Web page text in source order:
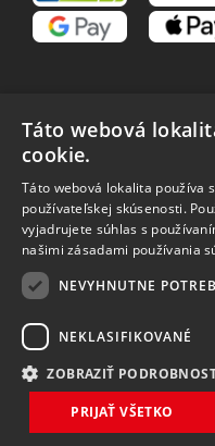
VŠETKO O
O nás
Reklamačný poriadok
Vrátenie tovaru
Spracovanie osobných
údajov
Copyright 2026 MAVEX,
Táto webová
cookie.
Táto webová lokalita používa
používateľskej skúsenosti.
vyjadrujete súhlas s
našimi zásadami používania
NEVYHNUTNE
NEKLASIFIKOVANÉ
ZOBRAZIŤ
PRIJAŤ VŠETKO